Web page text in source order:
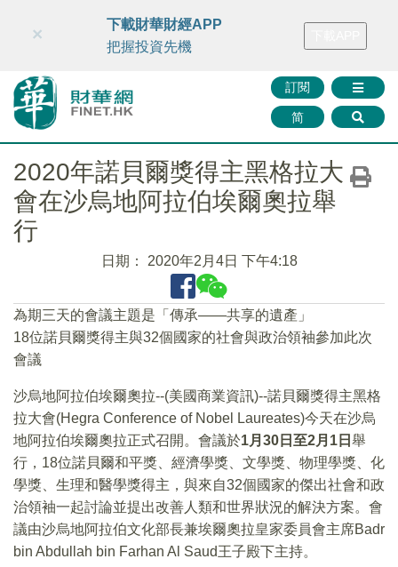
財華智庫網 FINTV FINMETA 財華證券 媒體矩陣
訂閱
简
×
下載財華財經APP
把握投資先機
2020年諾貝爾獎得主黑格拉大
會在沙烏地阿拉伯埃爾奧拉舉
行
日期： 2020年2月4日 下午4:18
為期三天的會議主題是「傳承——共享的遺產」
18位諾貝爾獎得主與32個國家的社會與政治領袖參加此次
會議
沙烏地阿拉伯埃爾奧拉--(美國商業資訊)--諾貝爾獎得主黑格
拉大會(Hegra Conference of Nobel Laureates)今天在沙烏
地阿拉伯埃爾奧拉正式召開。會議於1月 30 日至2月 1 日 舉
行，18位諾貝爾和平獎、經濟學獎、文學獎、物理學獎、化
學獎、生理和醫學獎得主，與來自32個國家的傑出社會和政
治領袖一起討論並提出改善人類和世界狀況的解決方案。會
議由沙烏地阿拉伯文化部長兼埃爾奧拉皇家委員會主席Badr
bin Abdullah bin Farhan Al Saud王子殿下主持。